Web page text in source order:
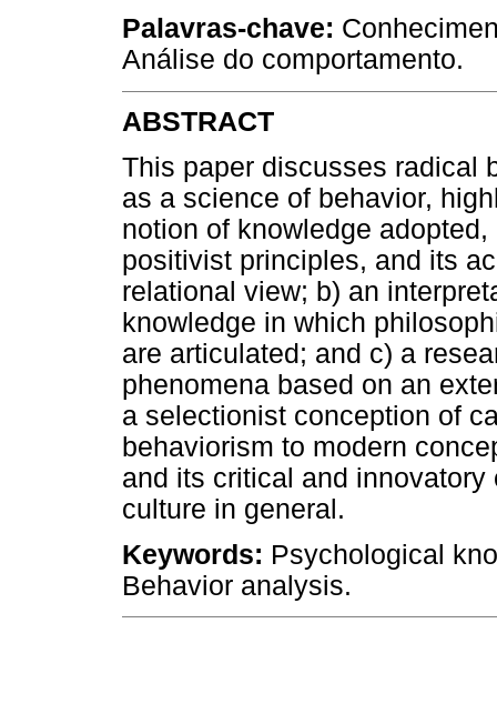
Palavras-chave:
Análise do comportamento.
ABSTRACT
This paper discusses radical
as a science of behavior,
notion of knowledge
positivist principles, and its
relational view; b) an
knowledge in which
are articulated; and c) a
phenomena based on an
a selectionist conception of
behaviorism to modern
and its critical and
culture in general.
Keywords: Psychological
Behavior analysis.